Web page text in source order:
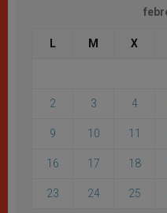
L M X
2 3 4
9 10 11
16 17 18
23 24 25